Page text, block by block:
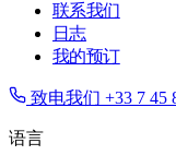
联系我们
日志
我的预订
致电我们 +33 7 45
语言